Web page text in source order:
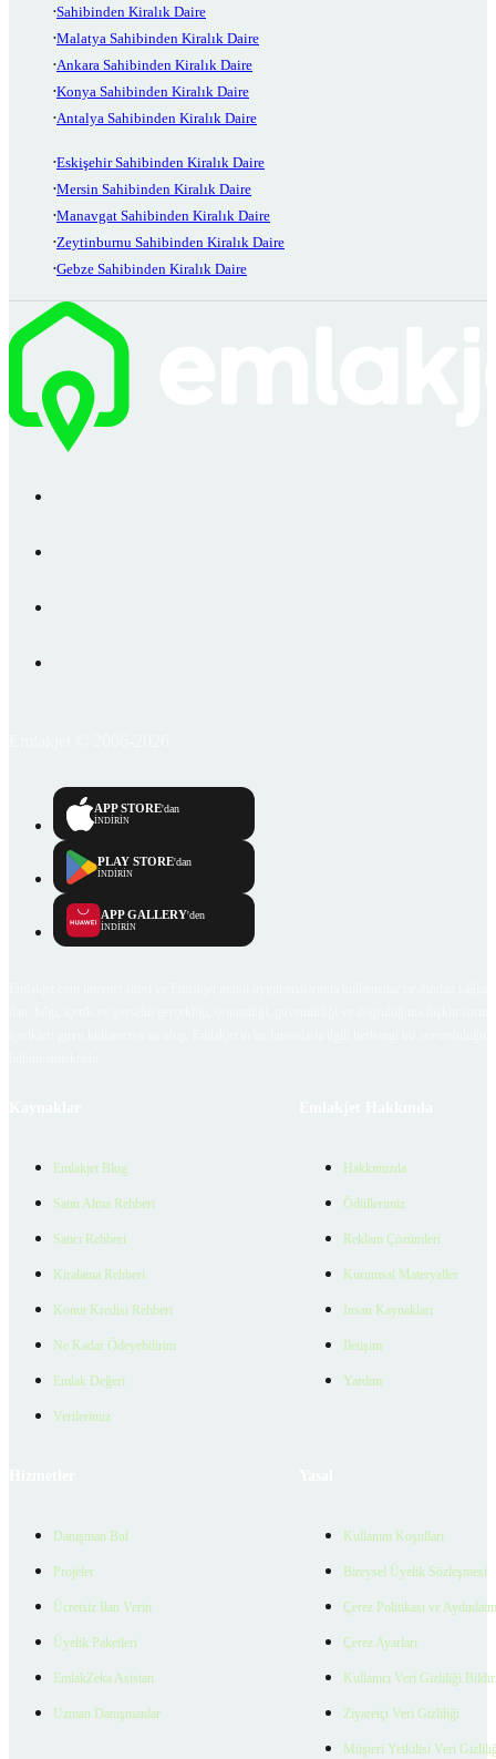
Sahibinden Kiralık Daire
Malatya Sahibinden Kiralık Daire
Ankara Sahibinden Kiralık Daire
Konya Sahibinden Kiralık Daire
Antalya Sahibinden Kiralık Daire
Eskişehir Sahibinden Kiralık Daire
Mersin Sahibinden Kiralık Daire
Manavgat Sahibinden Kiralık Daire
Zeytinburnu Sahibinden Kiralık Daire
Gebze Sahibinden Kiralık Daire
APP STORE'dan
İNDİRİN
PLAY STORE'dan
İNDİRİN
APP GALLERY'den
İNDİRİN
Emlakjet Blog
Satın Alma Rehberi
Satıcı Rehberi
Kiralama Rehberi
Konut Kredisi Rehberi
Ne Kadar Ödeyebilirim
Emlak Değeri
Verilerimiz
Hakkımızda
Ödüllerimiz
Reklam Çözümleri
Kurumsal Materyaller
İnsan Kaynakları
İletişim
Yardım
Danışman Bul
Projeler
Ücretsiz İlan Verin
Üyelik Paketleri
EmlakZeka Asistan
Uzman Danışmanlar
Kullanım Koşulları
Bireysel Üyelik Sözleşmesi
Çerez Politikası ve
Çerez Ayarları
Kullanıcı Veri Gizliliği
Ziyaretçi Veri Gizliliği
Müşteri Yetkilisi Veri